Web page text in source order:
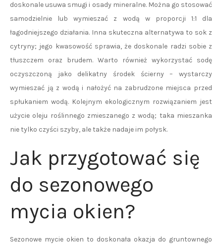
doskonale usuwa smugi i osady mineralne. Można go stosować
samodzielnie lub wymieszać z wodą w proporcji 1:1 dla
łagodniejszego działania. Inna skuteczna alternatywa to sok z
cytryny; jego kwasowość sprawia, że doskonale radzi sobie z
tłuszczem oraz brudem. Warto również wykorzystać sodę
oczyszczoną jako delikatny środek ścierny – wystarczy
wymieszać ją z wodą i nałożyć na zabrudzone miejsca przed
spłukaniem wodą. Kolejnym ekologicznym rozwiązaniem jest
użycie oleju roślinnego zmieszanego z wodą; taka mieszanka
nie tylko czyści szyby, ale także nadaje im połysk.
Jak przygotować się
do sezonowego
mycia okien?
Sezonowe mycie okien to doskonała okazja do gruntownego